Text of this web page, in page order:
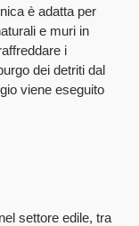
è adatta per
e muri in
i
dei detriti dal
viene eseguito
settore edile, tra